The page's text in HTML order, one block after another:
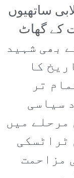
ساتھیوں
کے گھاٹ
میں اسے بھی شہید
کا
تر
سیاسی
میں
ٹراٹسکی
مزاحمت